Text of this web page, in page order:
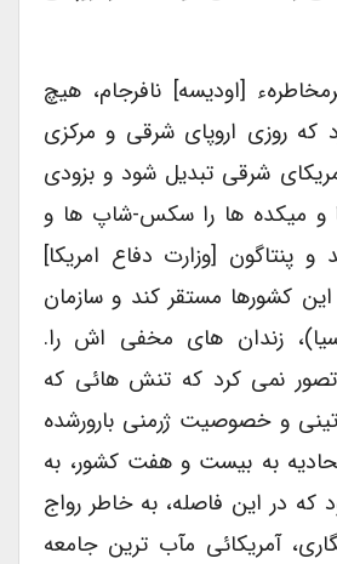
[اودیسه] نافرجام، هیچ
روزی اروپای شرقی و مرکزی
شرقی تبدیل شود و بزودی
و میکده ها را سکس-شاپ ها و
پنتاگون [وزارت دفاع امریکا]
کشورها مستقر کند و سازمان
زندان های مخفی اش را.
نمی کرد که تنش هائی که
و خصوصیت ژرمنی بارورشده
به بیست و هفت کشور، به
که در این فاصله، به خاطر رواج
آمریکائی مآب ترین جامعه